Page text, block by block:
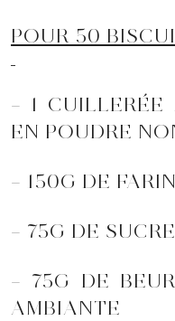
POUR 50
– 1
EN POUDRE
– 150G DE
– 75G DE SUCRE
– 75G DE
AMBIANTE